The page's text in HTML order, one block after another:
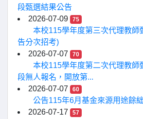
段甄選結果公告
2026-07-09
75
本校115學年度第三次代理教師
告分次招考)
2026-07-07
70
本校115學年度第二次代理教師
段無人報名，開放第...
2026-07-07
60
公告115年6月基金來源用途餘
2026-07-17
57